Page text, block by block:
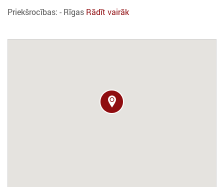
Priekšrocības: - Rīgas Rādīt vairāk